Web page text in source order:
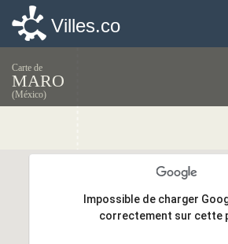
Villes.co
Carte de
MARO
(México)
Impossible de charger
correctement sur cette
Impossible de charger
correctement sur cette
Villes.co